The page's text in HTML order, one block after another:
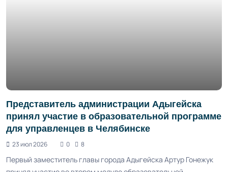
Представитель администрации Адыгейска
принял участие в образовательной программе
для управленцев в Челябинске
23 июл 2026 0 8
Первый заместитель главы города Адыгейска Артур Гонежук